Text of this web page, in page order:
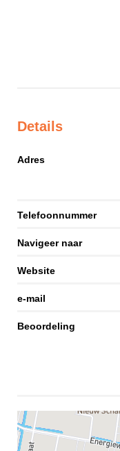
Details
Adres
Telefoonnummer
Navigeer naar
Website
e-mail
Beoordeling